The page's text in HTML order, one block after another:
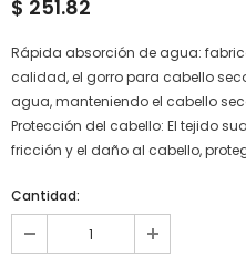
$ 251.82
Rápida absorción de agua:
calidad, el gorro para cabello
agua, manteniendo el cabello
Protección del cabello: El tejido
fricción y el daño al cabello,
Cantidad: